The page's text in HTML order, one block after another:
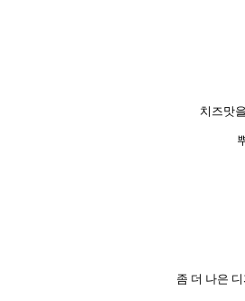
치즈맛
좀 더 나은